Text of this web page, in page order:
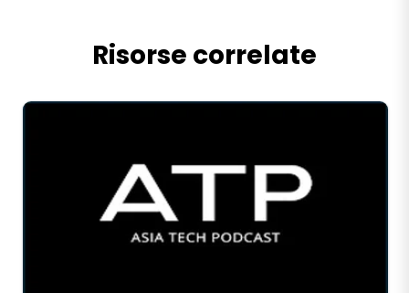
Risorse correlate